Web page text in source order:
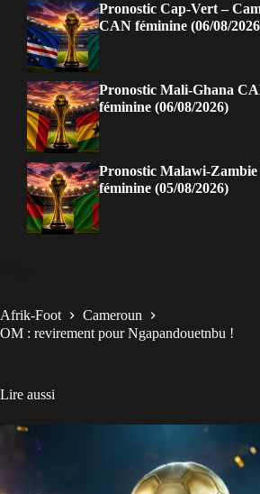
Pronostic Cap-Vert –
CAN féminine (06/08/
Pronostic Mali-Ghana
féminine (06/08/2026)
Pronostic Malawi-
féminine (05/08/2026)
Afrik-Foot
Cameroun
OM : revirement pour Ngapandouetnbu !
Lire aussi